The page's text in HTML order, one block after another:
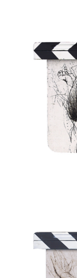
nich autor
dštící blesky, ale
pohlazení. Bere
i dráždivou
archetypální
grafik a dodává
stínem. Jsou
přidané podbízivé
listech
náznakovou
autor přímo
Po stranách čar se
linií těla, méně
vyjadřuje postava
srozumitelně. V
vkusné akty